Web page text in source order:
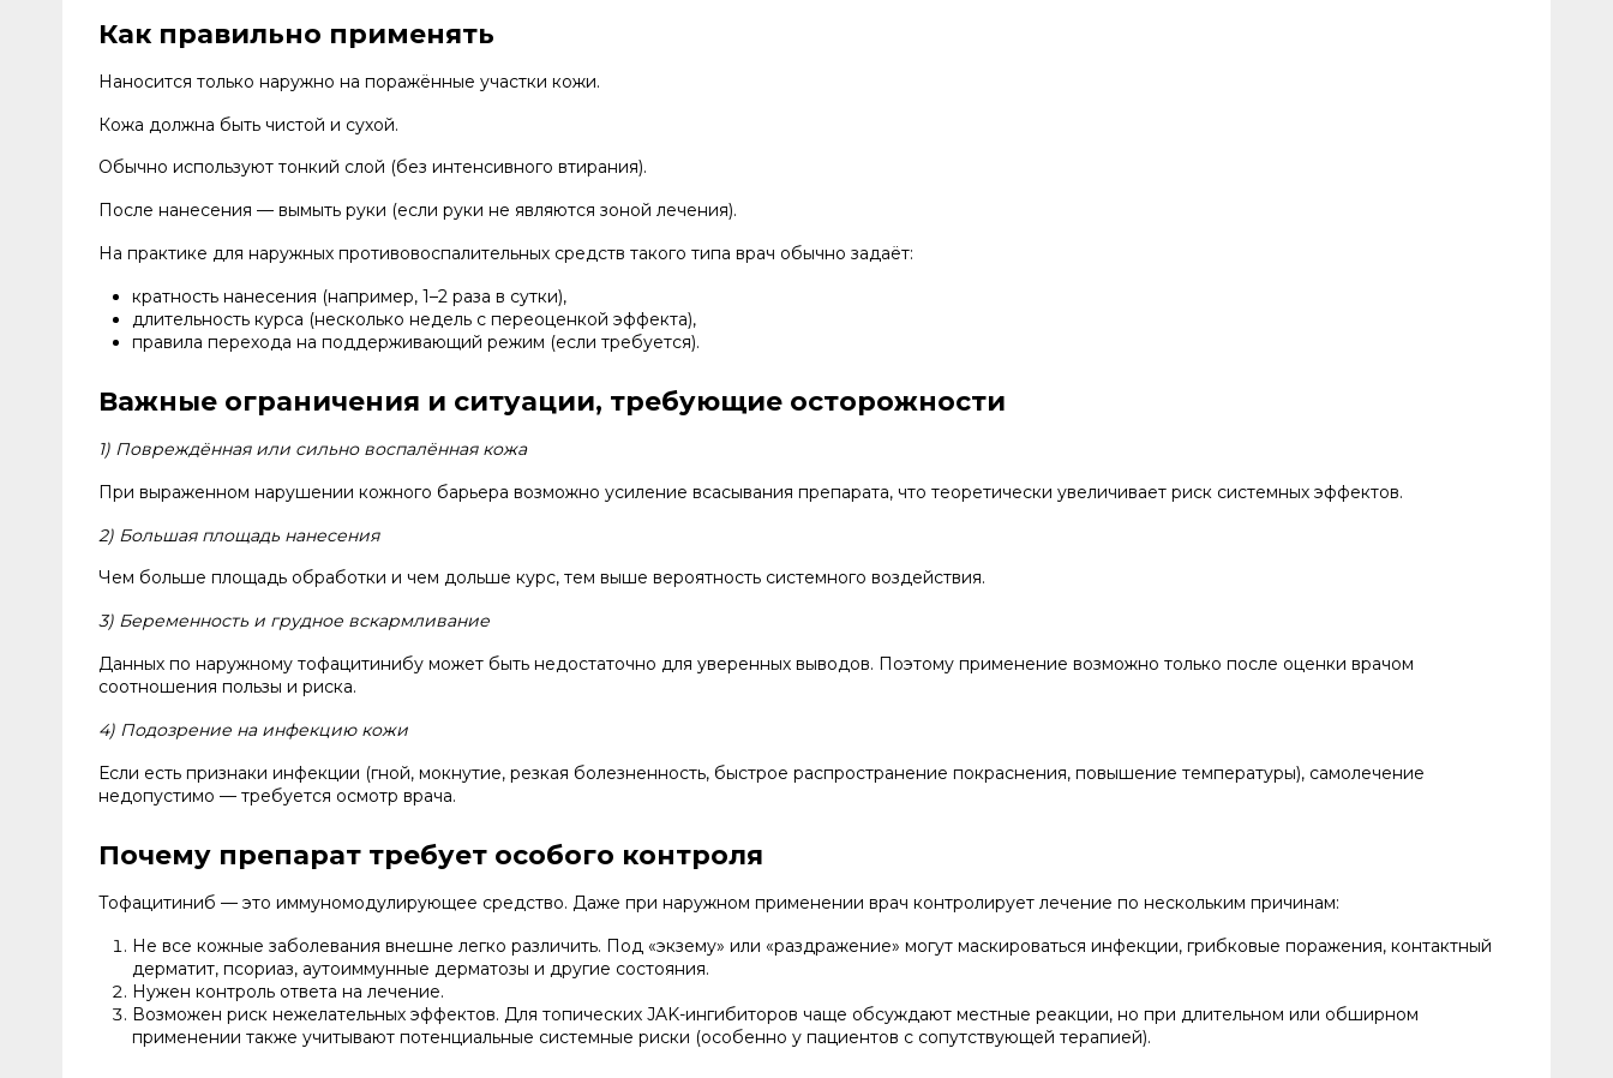
Как правильно применять
Наносится только наружно на поражённые участки кожи.
Кожа должна быть чистой и сухой.
Обычно используют тонкий слой (без интенсивного втирания).
После нанесения — вымыть руки (если руки не являются зоной лечения).
На практике для наружных противовоспалительных средств такого типа врач обычно задаёт:
кратность нанесения (например, 1–2 раза в сутки),
длительность курса (несколько недель с переоценкой эффекта),
правила перехода на поддерживающий режим (если требуется).
Важные ограничения и ситуации, требующие осторожности
1) Повреждённая или сильно воспалённая кожа
При выраженном нарушении кожного барьера возможно усиление всасывания препарата, что теоретически увеличивает риск системных эффектов.
2) Большая площадь нанесения
Чем больше площадь обработки и чем дольше курс, тем выше вероятность системного воздействия.
3) Беременность и грудное вскармливание
Данных по наружному тофацитинибу может быть недостаточно для уверенных выводов. Поэтому применение возможно только после оценки врачом
соотношения пользы и риска.
4) Подозрение на инфекцию кожи
Если есть признаки инфекции (гной, мокнутие, резкая болезненность, быстрое распространение покраснения, повышение температуры), самолечение
недопустимо — требуется осмотр врача.
Почему препарат требует особого контроля
Тофацитиниб — это иммуномодулирующее средство. Даже при наружном применении врач контролирует лечение по нескольким причинам:
Не все кожные заболевания внешне легко различить. Под «экзему» или «раздражение» могут маскироваться инфекции, грибковые поражения, контактный
дерматит, псориаз, аутоиммунные дерматозы и другие состояния.
Нужен контроль ответа на лечение.
Возможен риск нежелательных эффектов. Для топических JAK-ингибиторов чаще обсуждают местные реакции, но при длительном или обширном
применении также учитывают потенциальные системные риски (особенно у пациентов с сопутствующей терапией).